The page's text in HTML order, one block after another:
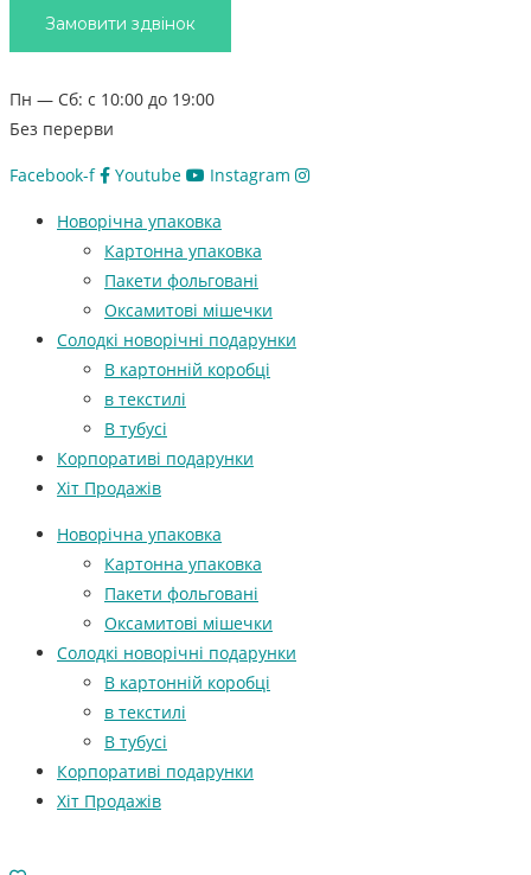
Замовити здвінок
Пн — Сб: с 10:00 до 19:00
Без перерви
Facebook-f Youtube Instagram
Новорічна упаковка
Картонна упаковка
Пакети фольговані
Оксамитові мішечки
Солодкі новорічні подарунки
В картонній коробці
в текстилі
В тубусі
Корпоративі подарунки
Хіт Продажів
Новорічна упаковка
Картонна упаковка
Пакети фольговані
Оксамитові мішечки
Солодкі новорічні подарунки
В картонній коробці
в текстилі
В тубусі
Корпоративі подарунки
Хіт Продажів